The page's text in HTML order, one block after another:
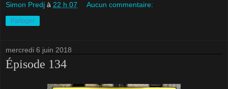
Simon Predj à 22 h 07 Aucun commentaire:
Partager
mercredi 6 juin 2018
Épisode 134